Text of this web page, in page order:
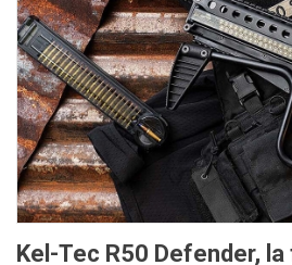
Kel-Tec R50 Defender,